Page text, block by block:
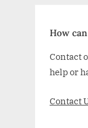
How
Contact
help or
Contact